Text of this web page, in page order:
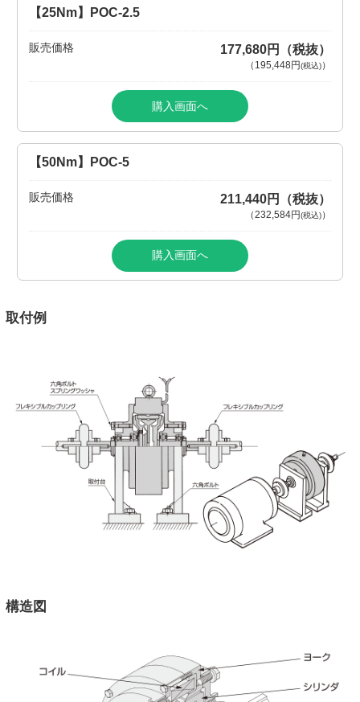
【25Nm】POC-2.5
販売価格 177,680円（税抜）
（ 195,448円(税込)）
購入画面へ
【50Nm】POC-5
販売価格 211,440円（税抜）
（232,584円(税込)）
購入画面へ
取付例
構造図